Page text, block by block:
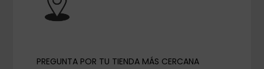
PREGUNTA POR TU TIENDA MÁS CERCANA